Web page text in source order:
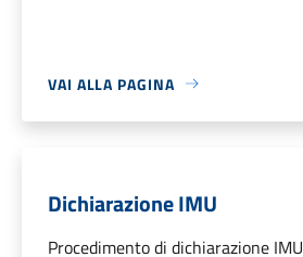
VAI ALLA PAGINA
Dichiarazione IMU
Procedimento di dichiarazione IMU